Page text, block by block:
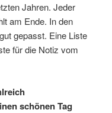
Jahren. Jeder
am Ende. In den
gepasst. Eine Liste
für die Notiz vom
schönen Tag